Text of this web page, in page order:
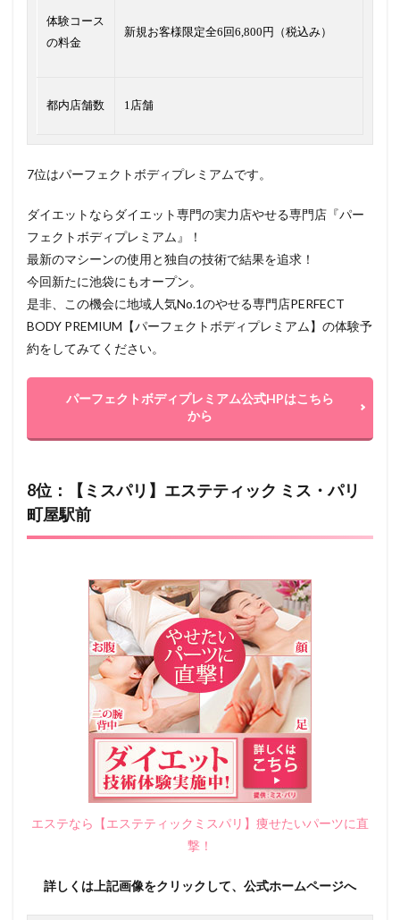
体験コース
の料金
新規お客様限定全6回6,800円（税込み）
都内店舗数 1店舗
7位はパーフェクトボディプレミアムです。
ダイエットならダイエット専門の実力店やせる専門店『パー
フェクトボディプレミアム』！
最新のマシーンの使用と独自の技術で結果を追求！
今回新たに池袋にもオープン。
是非、この機会に地域人気No.1のやせる専門店PERFECT
BODY PREMIUM【パーフェクトボディプレミアム】の体験予
約をしてみてください。
パーフェクトボディプレミアム公式HPはこちら
から
8位：【ミスパリ】エステティック ミス・パリ
町屋駅前
エステなら【エステティックミスパリ】痩せたいパーツに直
撃！
詳しくは上記画像をクリックして、公式ホームページへ